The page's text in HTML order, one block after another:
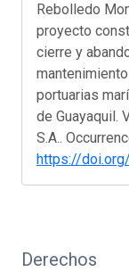
Rebolledo
proyecto
cierre y
portuarias
de Guayaquil.
S.A..
https://
Derechos